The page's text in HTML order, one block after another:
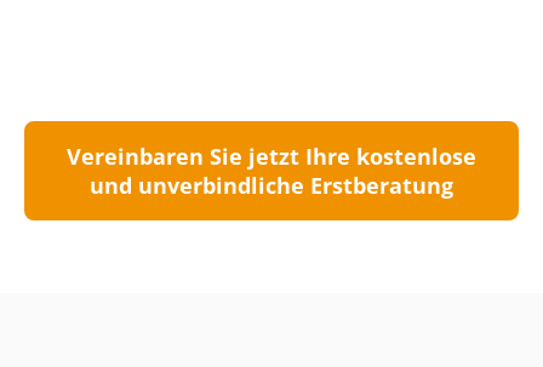
Vereinbaren Sie jetzt Ihre kostenlose
und unverbindliche Erstberatung